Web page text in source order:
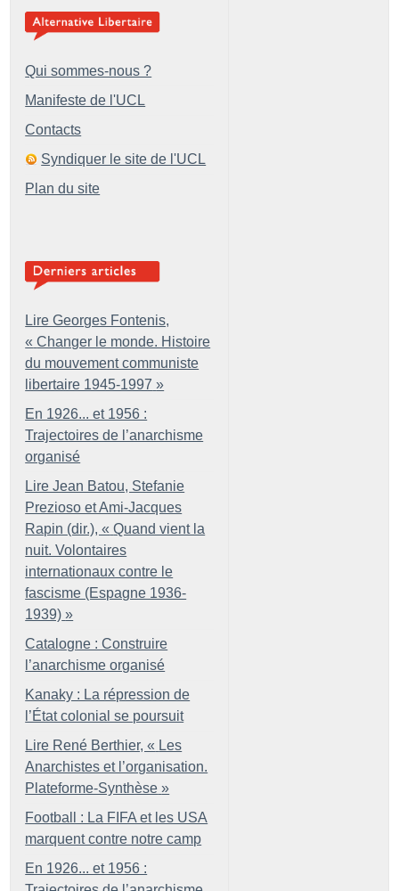
Qui sommes-nous ?
Manifeste de l'UCL
Contacts
Syndiquer le site de l'UCL
Plan du site
Lire Georges Fontenis,
« Changer le monde. Histoire
du mouvement communiste
libertaire 1945-1997 »
En 1926... et 1956 :
Trajectoires de l’anarchisme
organisé
Lire Jean Batou, Stefanie
Prezioso et Ami-Jacques
Rapin (dir.), « Quand vient la
nuit. Volontaires
internationaux contre le
fascisme (Espagne 1936-
1939) »
Catalogne : Construire
l’anarchisme organisé
Kanaky : La répression de
l’État colonial se poursuit
Lire René Berthier, « Les
Anarchistes et l’organisation.
Plateforme-Synthèse »
Football : La FIFA et les USA
marquent contre notre camp
En 1926... et 1956 :